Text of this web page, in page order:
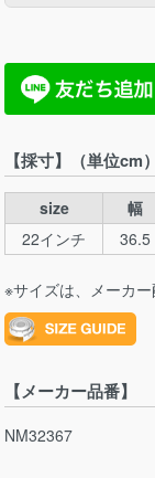
【採寸】（単位cm）
size 幅
22インチ
36.5
※サイズは、メーカー
【メーカー品番】
NM32367